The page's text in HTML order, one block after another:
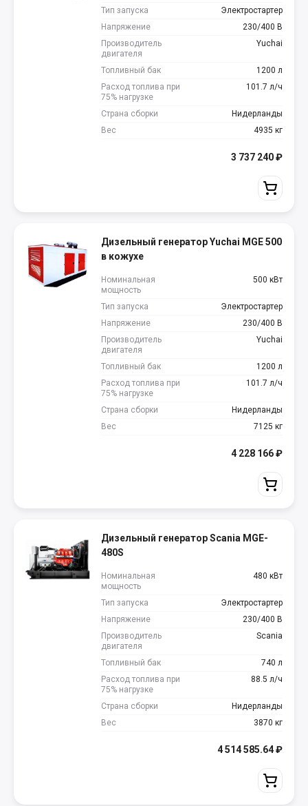
Тип запуска
Электростартер
Напряжение
230/400 В
Производитель
двигателя
Yuchai
Топливный бак
1200 л
Расход топлива при
75% нагрузке
101.7 л/ч
Страна сборки
Нидерланды
Вес
4935 кг
3 737 240₽
Дизельный генератор Yuchai MGE 500
в кожухе
Номинальная
мощность
500 кВт
Тип запуска
Электростартер
Напряжение
230/400 В
Производитель
двигателя
Yuchai
Топливный бак
1200 л
Расход топлива при
75% нагрузке
101.7 л/ч
Страна сборки
Нидерланды
Вес
7125 кг
4 228 166₽
Дизельный генератор Scania MGE-
480S
Номинальная
мощность
480 кВт
Тип запуска
Электростартер
Напряжение
230/400 В
Производитель
двигателя
Scania
Топливный бак
740 л
Расход топлива при
75% нагрузке
88.5 л/ч
Страна сборки
Нидерланды
Вес
3870 кг
4 514 585.64₽